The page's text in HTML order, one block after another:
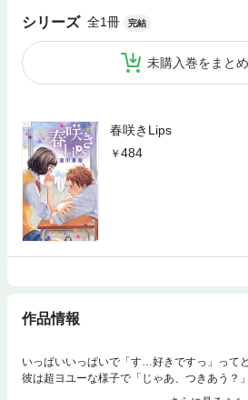
シリーズ 全1冊 完結
未購入巻をまと
春咲きLips
484
作品情報
いっぱいいっぱいで「す…好きですっ」って
彼は超ヨユーな様子で「じゃあ、つきあう？
ては初めての彼。でも、彼にとって私は、何